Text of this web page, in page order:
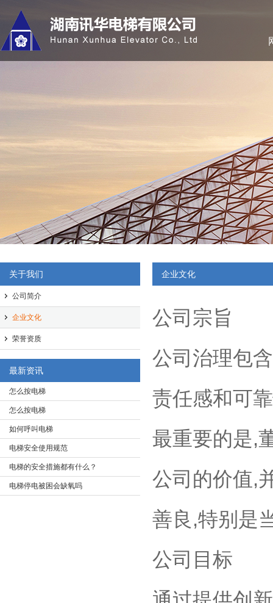
关于我们
公司简介
企业文化
荣誉资质
最新资讯
怎么按电梯
怎么按电梯
如何呼叫电梯
电梯安全使用规范
电梯的安全措施都有什么？
电梯停电被困会缺氧吗
企业文化
公司宗旨
公司治理包
责任感和可
最重要的是,
公司的价值,
善良,特别是
公司目标